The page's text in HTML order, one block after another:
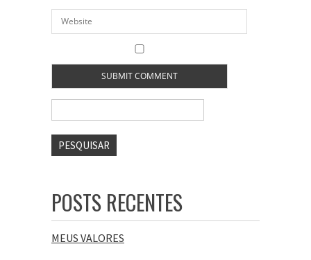
por:
POSTS RECENTES
MEUS VALORES